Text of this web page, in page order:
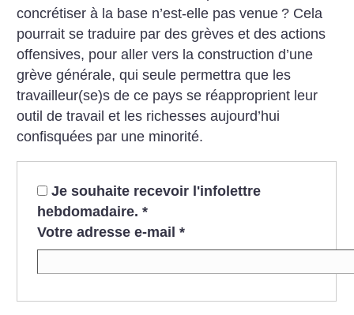
concrétiser à la base n’est-elle pas venue ? Cela
pourrait se traduire par des grèves et des actions
offensives, pour aller vers la construction d’une
grève générale, qui seule permettra que les
travailleur(se)s de ce pays se réapproprient leur
outil de travail et les richesses aujourd’hui
confisquées par une minorité.
Je souhaite recevoir l'infolettre
hebdomadaire. *
Votre adresse e-mail *